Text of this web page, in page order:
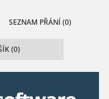
SEZNAM PŘÁNÍ (0)
(0)